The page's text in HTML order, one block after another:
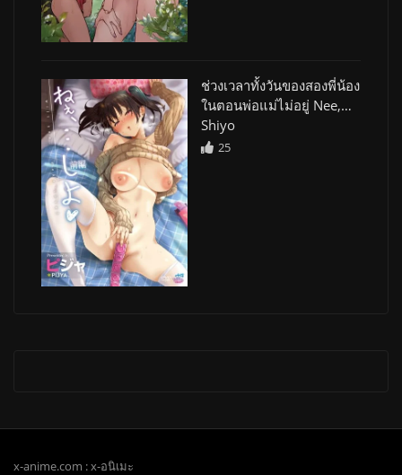
ช่วงเวลาทั้งวันของสองพี่น้อง
ในตอนพ่อแม่ไม่อยู่ Nee,…
Shiyo
25
x-anime.com : x-อนิเมะ